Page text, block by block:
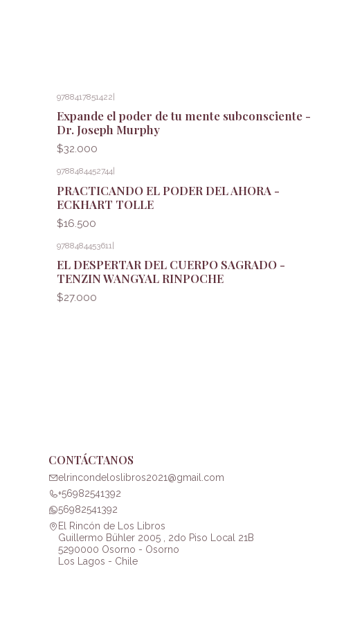
9788417851422
Expande el poder de tu mente subconsciente -
Dr. Joseph Murphy
$32.000
9788484452744|
PRACTICANDO EL PODER DEL AHORA -
ECKHART TOLLE
$16.500
9788484453611 |
EL DESPERTAR DEL CUERPO SAGRADO -
TENZIN WANGYAL RINPOCHE
$27.000
CONTÁCTANOS
elrincondeloslibros2021@gmail.com
+56982541392
56982541392
El Rincón de Los Libros
Guillermo Bühler 2005 , 2do Piso Local 21B
5290000 Osorno - Osorno
Los Lagos - Chile